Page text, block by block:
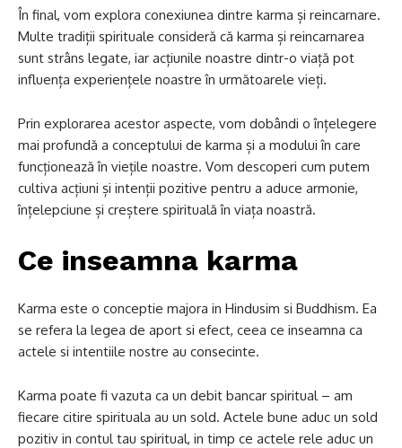
În final, vom explora conexiunea dintre karma și reincarnare.
Multe tradiții spirituale consideră că karma și reincarnarea
sunt strâns legate, iar acțiunile noastre dintr-o viață pot
influența experiențele noastre în următoarele vieți.
Prin explorarea acestor aspecte, vom dobândi o înțelegere
mai profundă a conceptului de karma și a modului în care
funcționează în viețile noastre. Vom descoperi cum putem
cultiva acțiuni și intenții pozitive pentru a aduce armonie,
înțelepciune și creștere spirituală în viața noastră.
Ce inseamna karma
Karma este o conceptie majora in Hindusim si Buddhism. Ea
se refera la legea de aport si efect, ceea ce inseamna ca
actele si intentiile nostre au consecinte.
Karma poate fi vazuta ca un debit bancar spiritual – am
fiecare citire spirituala au un sold. Actele bune aduc un sold
pozitiv in contul tau spiritual, in timp ce actele rele aduc un